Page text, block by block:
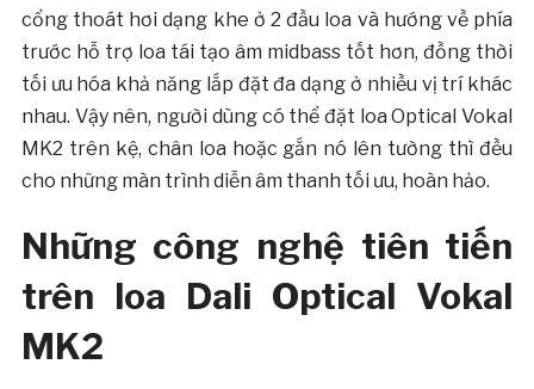
cổng thoát hơi dạng khe ở 2 đầu loa và hướng về phía
trước hỗ trợ loa tái tạo âm midbass tốt hơn, đồng thời
tối ưu hóa khả năng lắp đặt đa dạng ở nhiều vị trí khác
nhau. Vậy nên, người dùng có thể đặt loa Optical Vokal
MK2 trên kệ, chân loa hoặc gắn nó lên tường thì đều
cho những màn trình diễn âm thanh tối ưu, hoàn hảo.
Những công nghệ tiên tiến
trên loa Dali Optical Vokal
MK2